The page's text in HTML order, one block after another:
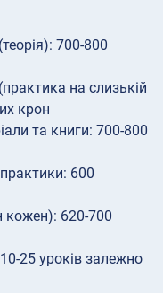
700-800
на слизькій
крон
та книги: 700-800
600
кожен): 620-700
25 уроків залежно